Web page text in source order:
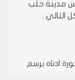
من قرار مجلس مدينة حلب
ادناه برسم